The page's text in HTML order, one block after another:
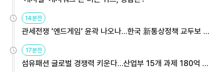
14분전
관세전쟁 '엔드게임' 윤곽 나오나…한국 新통상정책 교두보 활
용해야
17분전
섬유패션 글로벌 경쟁력 키운다…산업부 15개 과제 180억 지